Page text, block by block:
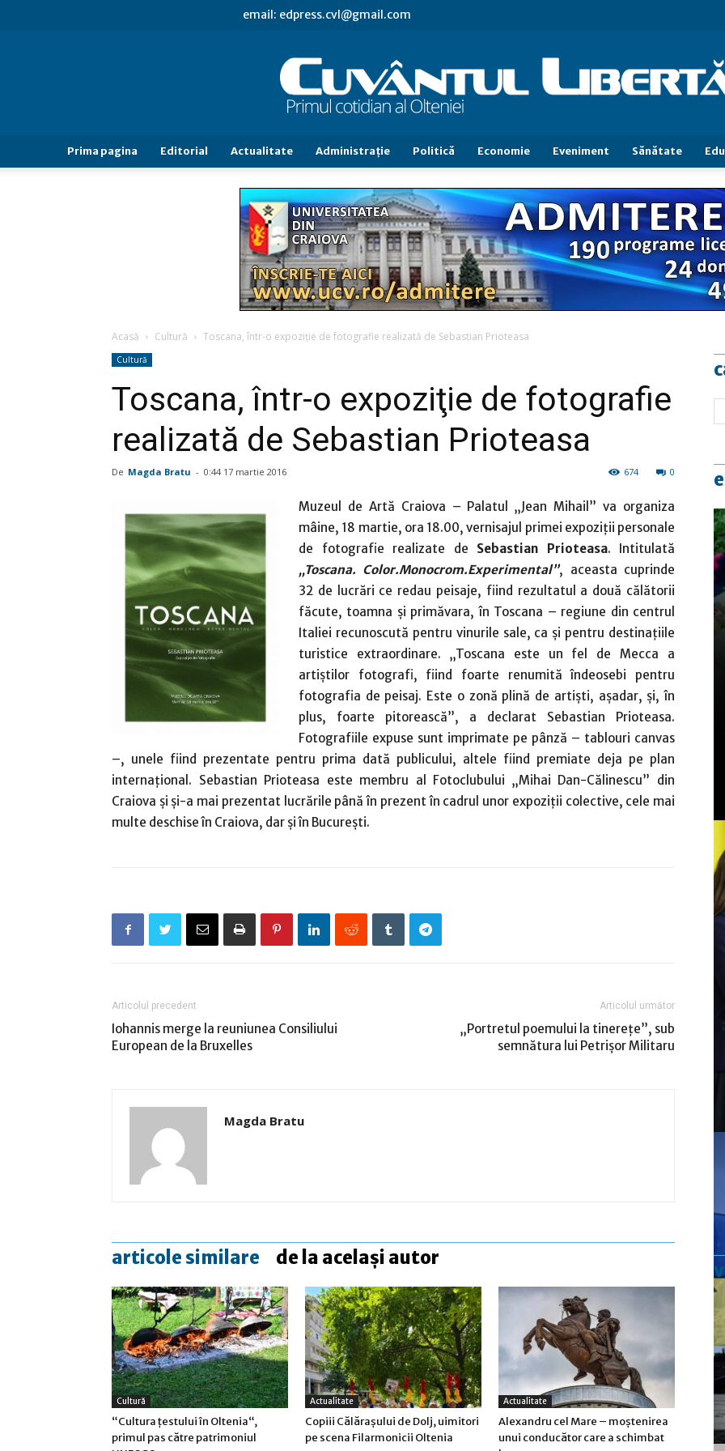
email: edpress.cvl@gmail.com
Cuvântul
Libertăţii
Prima pagina Editorial Actualitate Administraţie Politică Economie Eveniment Sănătate
Acasă Cultură Toscana, într-o expoziţie de fotografie realizată de Sebastian Prioteasa
Cultură
Toscana, într-o expoziţie de fotografie
realizată de Sebastian Prioteasa
De Magda Bratu - 0:44 17 martie 2016 0
674
Muzeul de Artă Craiova – Palatul „Jean Mihail” va organiza
mâine, 18 martie, ora 18.00, vernisajul primei expoziţii personale
de fotografie realizate de Sebastian Prioteasa. Intitulată
„Toscana. Color.Monocrom.Experimental”, aceasta cuprinde
32 de lucrări ce redau peisaje, fiind rezultatul a două călătorii
făcute, toamna şi primăvara, în Toscana – regiune din centrul
Italiei recunoscută pentru vinurile sale, ca şi pentru destinaţiile
turistice extraordinare. „Toscana este un fel de Mecca a
artiştilor fotografi, fiind foarte renumită îndeosebi pentru
fotografia de peisaj. Este o zonă plină de artişti, aşadar, şi, în
plus, foarte pitorească”, a declarat Sebastian Prioteasa.
Fotografiile expuse sunt imprimate pe pânză – tablouri canvas
–, unele fiind prezentate pentru prima dată publicului, altele fiind premiate deja pe plan
internaţional. Sebastian Prioteasa este membru al Fotoclubului „Mihai Dan-Călinescu” din
Craiova şi şi-a mai prezentat lucrările până în prezent în cadrul unor expoziţii colective, cele mai
multe deschise în Craiova, dar şi în Bucureşti.
Articolul precedent
Iohannis merge la reuniunea Consiliului
European de la Bruxelles
Articolul următor
„Portretul poemului la tinereţe”, sub
semnătura lui Petrişor Militaru
Magda Bratu
articole similare de la același autor
Cultură
“Cultura țestului în Oltenia“,
primul pas către patrimoniul
Actualitate
Copiii Călăraşului de Dolj, uimitori
pe scena Filarmonicii Oltenia
Actualitate
Alexandru cel Mare – moștenirea
unui conducător care a schimbat